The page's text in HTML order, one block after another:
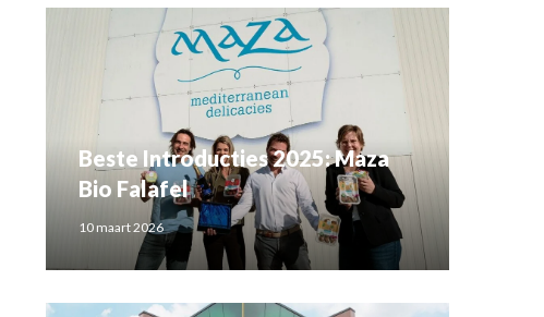
Beste Introducties 2025: Maza
Bio Falafel
10 maart 2026